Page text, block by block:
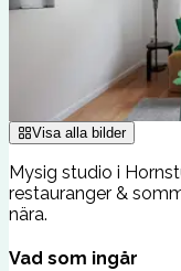
Visa alla bilder
Mysig studio i
restauranger &
nära.
Vad som ingår